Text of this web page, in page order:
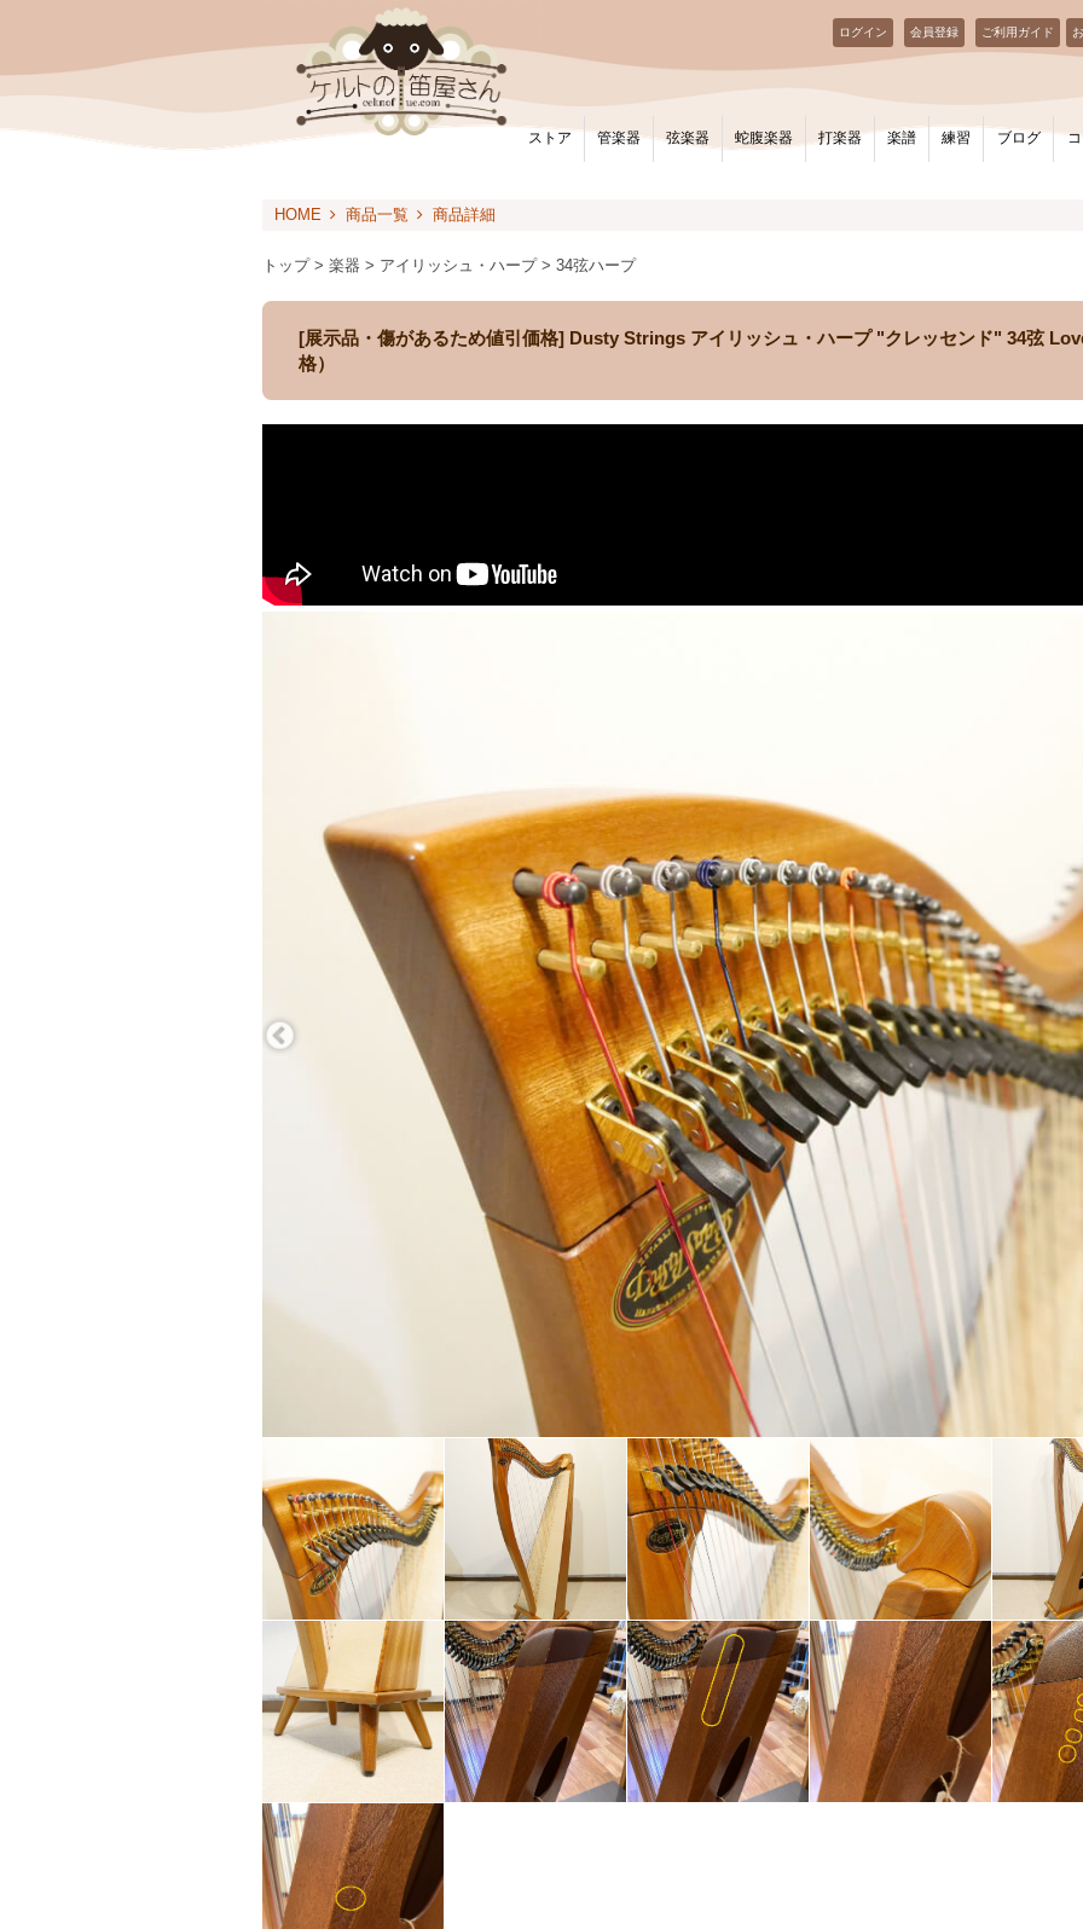
ログイン 会員登録 ご利用ガイド
ストア 管楽器 弦楽器 蛇腹楽器 打楽器 楽譜 練習 ブログ
HOME 商品一覧 商品詳細
トップ > 楽器 > アイリッシュ・ハープ > 34弦ハープ
[展示品・傷があるため値引価格] Dusty Strings アイリッシュ・ハープ "クレッセンド" 34弦
格）